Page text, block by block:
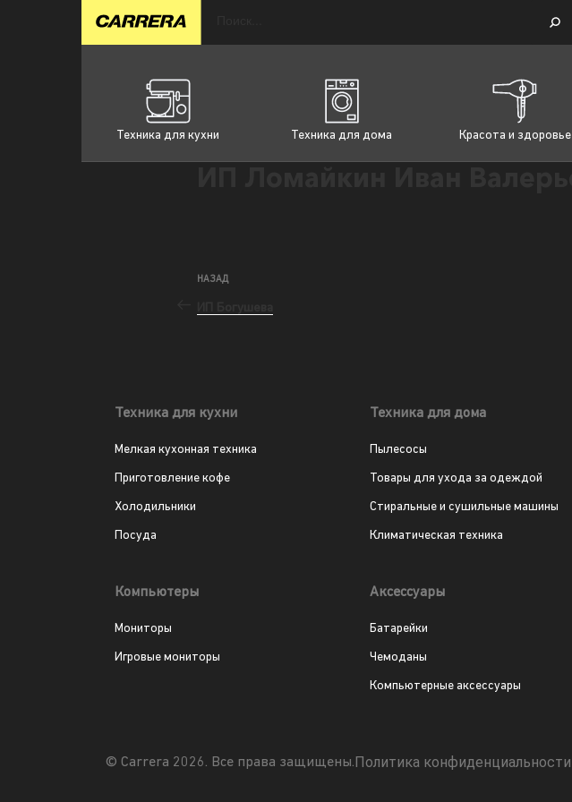
Техника для кухни Техника для дома Красота и здоровье
НАЗАД
Техника для кухни
Мелкая кухонная техника
Приготовление кофе
Холодильники
Посуда
Техника для дома
Пылесосы
Товары для ухода за одеждой
Стиральные и сушильные машины
Климатическая техника
Компьютеры
Мониторы
Игровые мониторы
Аксессуары
Батарейки
Чемоданы
Компьютерные аксессуары
© Carrera 2026. Все права защищены.Политика конфиденциальности